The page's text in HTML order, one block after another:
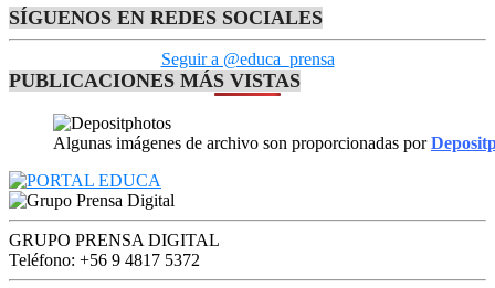
SÍGUENOS EN REDES SOCIALES
Seguir a @educa_prensa
PUBLICACIONES MÁS VISTAS
Algunas imágenes de archivo son proporcionadas por
GRUPO PRENSA DIGITAL
Teléfono: +56 9 4817 5372